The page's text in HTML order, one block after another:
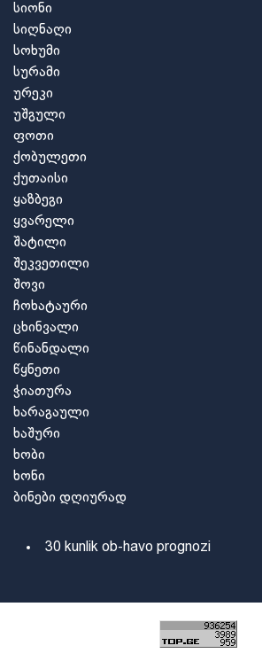
სიონი
სიღნაღი
სოხუმი
სურამი
ურეკი
უშგული
ფოთი
ქობულეთი
ქუთაისი
ყაზბეგი
ყვარელი
შატილი
შეკვეთილი
შოვი
ჩოხატაური
ცხინვალი
წინანდალი
წყნეთი
ჭიათურა
ხარაგაული
ხაშური
ხობი
ხონი
ბინები დღიურად
30 kunlik ob-havo prognozi